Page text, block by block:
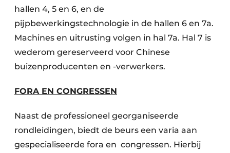
hallen 4, 5 en 6, en de
pijpbewerkingstechnologie in de hallen 6 en 7a.
Machines en uitrusting volgen in hal 7a. Hal 7 is
wederom gereserveerd voor Chinese
buizenproducenten en -verwerkers.
FORA EN CONGRESSEN
Naast de professioneel georganiseerde
rondleidingen, biedt de beurs een varia aan
gespecialiseerde fora en congressen. Hierbij